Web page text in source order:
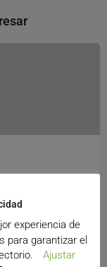
experiencia de
para garantizar el
Ajustar